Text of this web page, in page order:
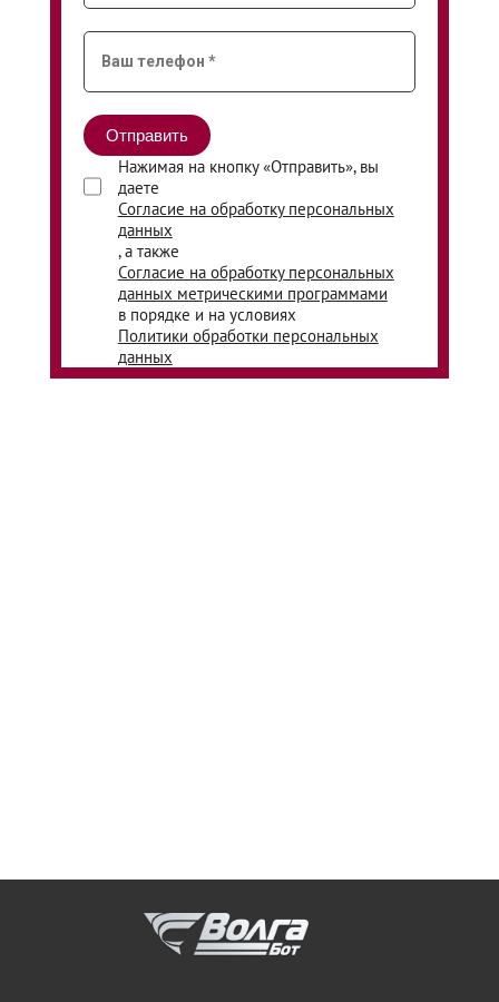
Нажимая на кнопку «Отправить», вы
даете
Согласие на обработку персональных
данных
, а также
Согласие на обработку персональных
данных метрическими программами
в порядке и на условиях
Политики обработки персональных
данных